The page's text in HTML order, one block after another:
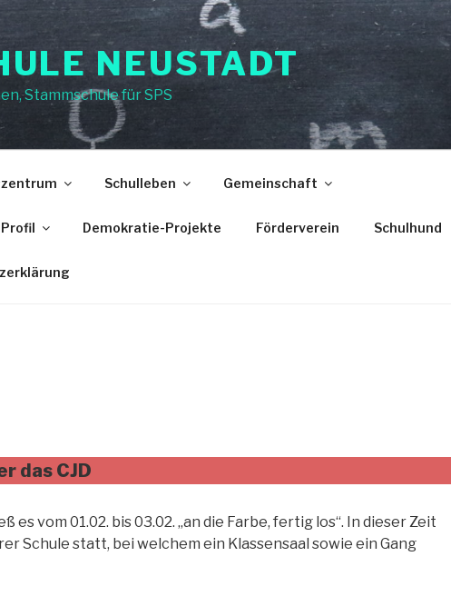
NEUSTADT
Stammschule für SPS
Schulleben Gemeinschaft
Profil Demokratie-Projekte Förderverein Schulhund
das CJD
es vom 01.02. bis 03.02. „an die Farbe, fertig los“. In dieser Zeit
Schule statt, bei welchem ein Klassensaal sowie ein Gang